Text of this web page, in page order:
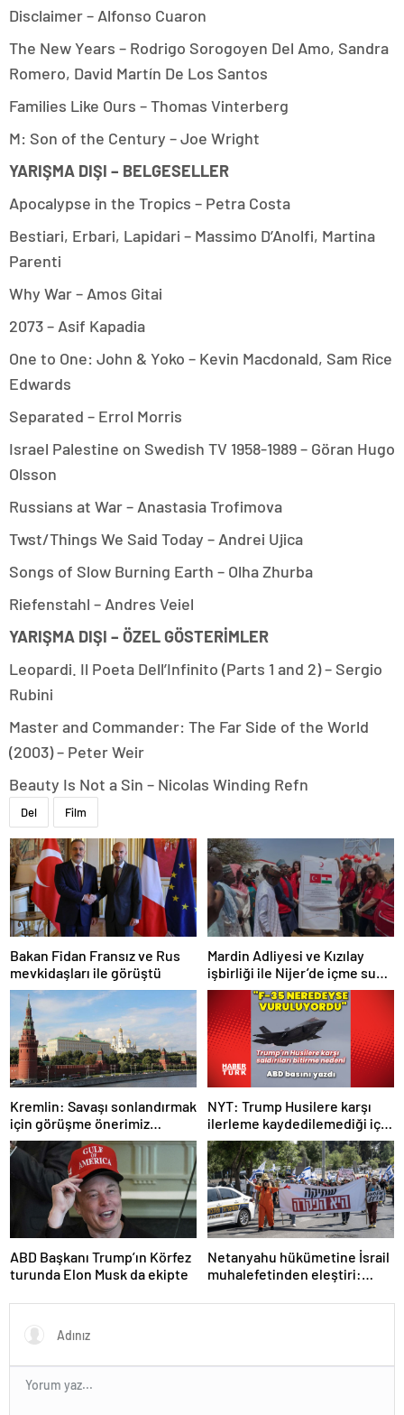
Disclaimer – Alfonso Cuaron
The New Years – Rodrigo Sorogoyen Del Amo, Sandra
Romero, David Martín De Los Santos
Families Like Ours – Thomas Vinterberg
M: Son of the Century – Joe Wright
YARIŞMA DIŞI – BELGESELLER
Apocalypse in the Tropics – Petra Costa
Bestiari, Erbari, Lapidari – Massimo D’Anolfi, Martina
Parenti
Why War – Amos Gitai
2073 – Asif Kapadia
One to One: John & Yoko – Kevin Macdonald, Sam Rice
Edwards
Separated – Errol Morris
Israel Palestine on Swedish TV 1958-1989 – Göran Hugo
Olsson
Russians at War – Anastasia Trofimova
Twst/Things We Said Today – Andrei Ujica
Songs of Slow Burning Earth – Olha Zhurba
Riefenstahl – Andres Veiel
YARIŞMA DIŞI – ÖZEL GÖSTERİMLER
Leopardi. Il Poeta Dell’Infinito (Parts 1 and 2) – Sergio
Rubini
Master and Commander: The Far Side of the World
(2003) – Peter Weir
Beauty Is Not a Sin – Nicolas Winding Refn
Del Film
Bakan Fidan Fransız ve Rus
mevkidaşları ile görüştü
Mardin Adliyesi ve Kızılay
işbirliği ile Nijer’de içme suyu
tesisi açıldı
Kremlin: Savaşı sonlandırmak
için görüşme önerimiz
dünyadan karşılık gördü
NYT: Trump Husilere karşı
ilerleme kaydedilemediği için
savaşı durdurdu
ABD Başkanı Trump’ın Körfez
turunda Elon Musk da ekipte
Netanyahu hükümetine İsrail
muhalefetinden eleştiri:
başarısızlık